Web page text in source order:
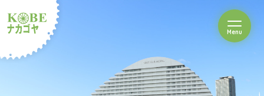
ルショップナカゴヤ
Menuを開閉